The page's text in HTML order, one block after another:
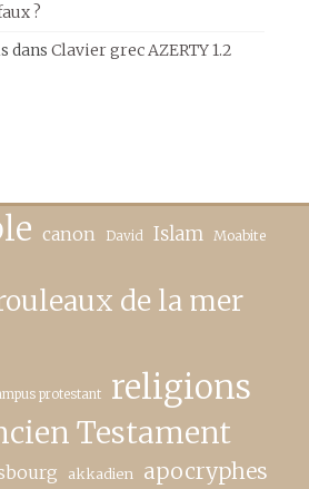
?
dans Clavier grec AZERTY 1.2
canon David Islam Moabite
de la mer
protestant religions
Testament
akkadien apocryphes